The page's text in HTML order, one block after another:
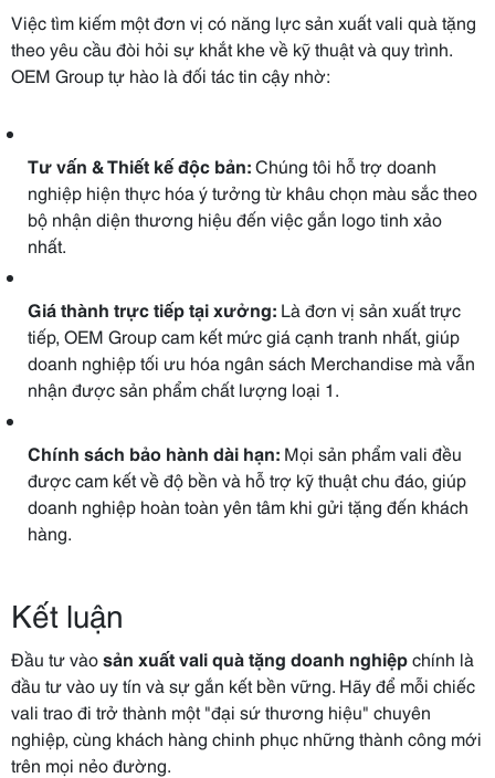
Việc tìm kiếm một đơn vị có năng lực sản xuất vali quà tặng
theo yêu cầu đòi hỏi sự khắt khe về kỹ thuật và quy trình.
OEM Group tự hào là đối tác tin cậy nhờ:
Tư vấn & Thiết kế độc bản:Chúng tôi hỗ trợ doanh
nghiệp hiện thực hóa ý tưởng từ khâu chọn màu sắc theo
bộ nhận diện thương hiệu đến việc gắn logo tinh xảo
nhất.
Giá thành trực tiếp tại xưởng: Là đơn vị sản xuất trực
tiếp, OEM Group cam kết mức giá cạnh tranh nhất, giúp
doanh nghiệp tối ưu hóa ngân sách Merchandise mà vẫn
nhận được sản phẩm chất lượng loại 1.
Chính sách bảo hành dài hạn: Mọi sản phẩm vali đều
được cam kết về độ bền và hỗ trợ kỹ thuật chu đáo, giúp
doanh nghiệp hoàn toàn yên tâm khi gửi tặng đến khách
hàng.
Kết luận
Đầu tư vàosản xuất vali quà tặng doanh nghiệpchính là
đầu tư vào uy tín và sự gắn kết bền vững. Hãy để mỗi chiếc
vali trao đi trở thành một "đại sứ thương hiệu" chuyên
nghiệp, cùng khách hàng chinh phục những thành công mới
trên mọi nẻo đường.